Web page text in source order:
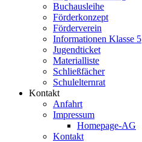
Buchausleihe
Förderkonzept
Förderverein
Informationen Klasse 5
Jugendticket
Materialliste
Schließfächer
Schulelternrat
Kontakt
Anfahrt
Impressum
Homepage-AG
Kontakt